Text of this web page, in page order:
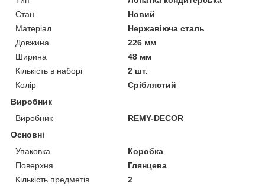
Стан
Новий
Матеріал
Нержавіюча сталь
Довжина
226 мм
Ширина
48 мм
Кількість в наборі
2 шт.
Колір
Сріблястий
Виробник
Виробник
REMY-DECOR
Основні
Упаковка
Коробка
Поверхня
Глянцева
Кількість предметів
2